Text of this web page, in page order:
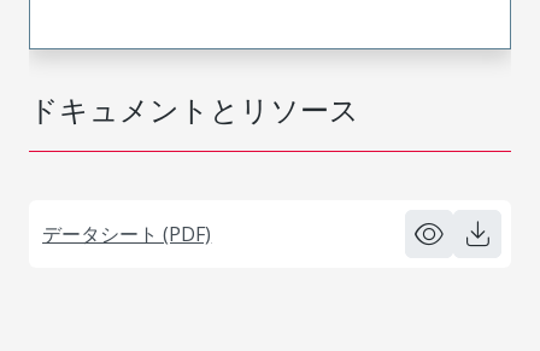
ドキュメントとリソース
データシート (PDF)